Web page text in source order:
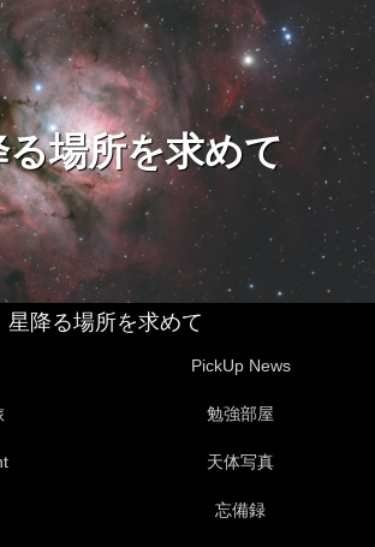
る場所を求めて
星降る場所を求めて
PickUp News
勉強部屋
天体写真
忘備録